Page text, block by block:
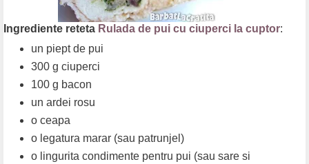
Ingrediente reteta Rulada de pui cu ciuperci la cuptor:
un piept de pui
300 g ciuperci
100 g bacon
un ardei rosu
o ceapa
o legatura marar (sau patrunjel)
o lingurita condimente pentru pui (sau sare si